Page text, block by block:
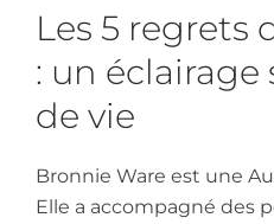
Les 5 regrets
: un éclairage
de vie
Bronnie Ware est une
Elle a accompagné des